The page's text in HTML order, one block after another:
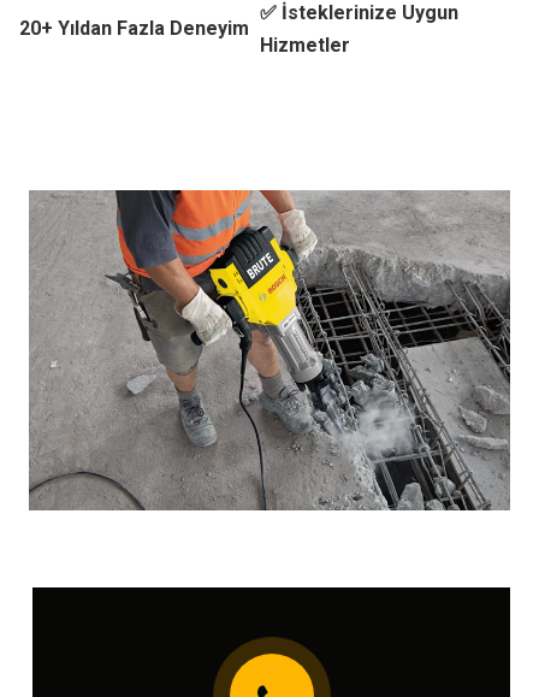
20+ Yıldan Fazla Deneyim
✅ İsteklerinize Uygun
Hizmetler